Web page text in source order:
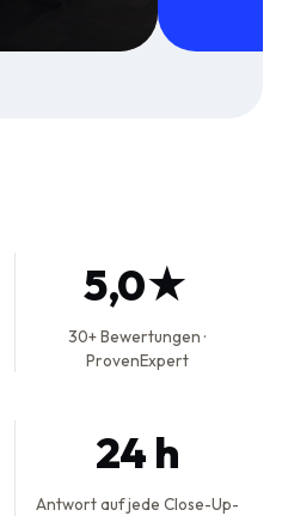
5,0★
30+ Bewertungen ·
ProvenExpert
24 h
Antwort auf jede Close-Up-